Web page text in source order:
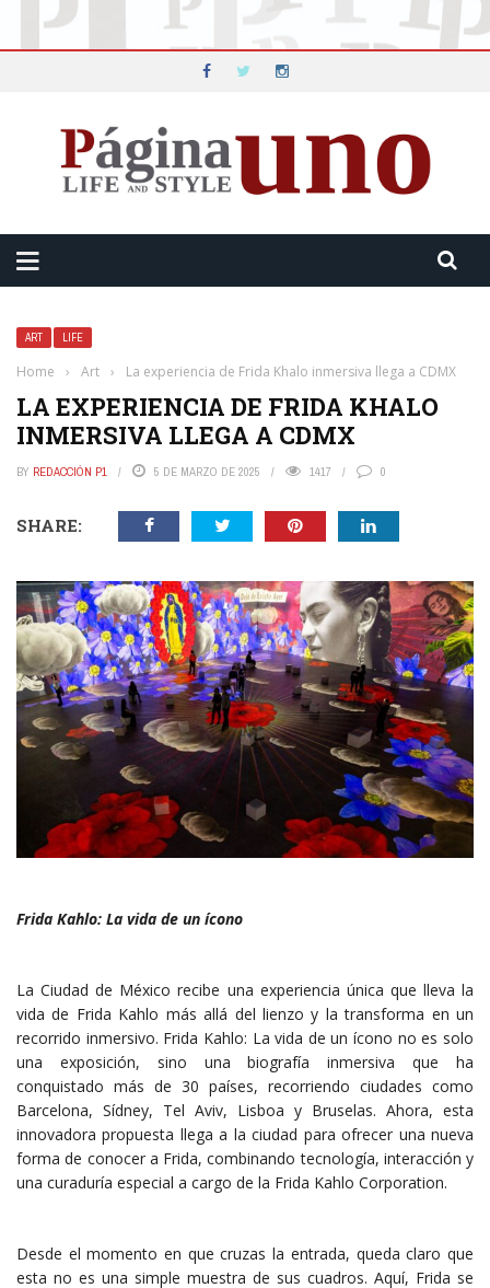
ART LIFE
Home › Art › La experiencia de Frida Khalo inmersiva llega a CDMX
LA EXPERIENCIA DE FRIDA KHALO
INMERSIVA LLEGA A CDMX
BY REDACCIÓN P1 5 DE MARZO DE 2025 1417 0
SHARE:
Frida Kahlo: La vida de un ícono
La Ciudad de México recibe una experiencia única que lleva la
vida de Frida Kahlo más allá del lienzo y la transforma en un
recorrido inmersivo. Frida Kahlo: La vida de un ícono no es solo
una exposición, sino una biografía inmersiva que ha
conquistado más de 30 países, recorriendo ciudades como
Barcelona, Sídney, Tel Aviv, Lisboa y Bruselas. Ahora, esta
innovadora propuesta llega a la ciudad para ofrecer una nueva
forma de conocer a Frida, combinando tecnología, interacción y
una curaduría especial a cargo de la Frida Kahlo Corporation.
Desde el momento en que cruzas la entrada, queda claro que
esta no es una simple muestra de sus cuadros. Aquí, Frida se